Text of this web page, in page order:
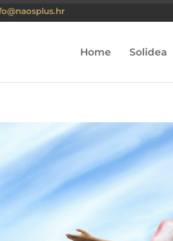
Home Solidea